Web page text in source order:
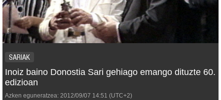
SARIAK
Inoiz baino Donostia Sari gehiago emango dituzte 60.
edizioan
Azken eguneratzea: 2012/09/07 14:51 (UTC+2)